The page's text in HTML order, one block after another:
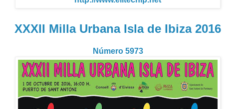
XXXII Milla Urbana Isla de Ibiza 2016
Número 5973